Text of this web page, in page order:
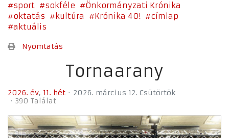
sport sokféle
Önkormányzati Krónika
oktatás
kultúra Krónika 40!
címlap
aktuális
Nyomtatás
Tornaarany
2026. év 11. hét
2026. március 12. Csütörtök
390 Találat